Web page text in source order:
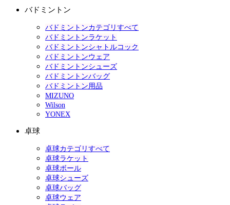
バドミントン
バドミントンカテゴリすべて
バドミントンラケット
バドミントンシャトルコック
バドミントンウェア
バドミントンシューズ
バドミントンバッグ
バドミントン用品
MIZUNO
Wilson
YONEX
卓球
卓球カテゴリすべて
卓球ラケット
卓球ボール
卓球シューズ
卓球バッグ
卓球ウェア